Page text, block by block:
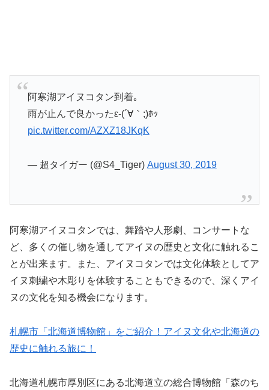
阿寒湖アイヌコタン到着｡
雨が止んで良かったε-(´∀｀;)ﾎｯ
pic.twitter.com/AZXZ18JKqK
— 超タイガー (@S4_Tiger) August 30, 2019
阿寒湖アイヌコタンでは、舞踏や人形劇、コンサートな
ど、多くの催し物を通してアイヌの歴史と文化に触れるこ
とが出来ます。また、アイヌコタンでは文化体験としてア
イヌ刺繍や木彫りを体験することもできるので、深くアイ
ヌの文化を知る機会になります。
札幌市「北海道博物館」をご紹介！アイヌ文化や北海道の
歴史に触れる旅に！
北海道札幌市厚別区にある北海道立の総合博物館「森のち